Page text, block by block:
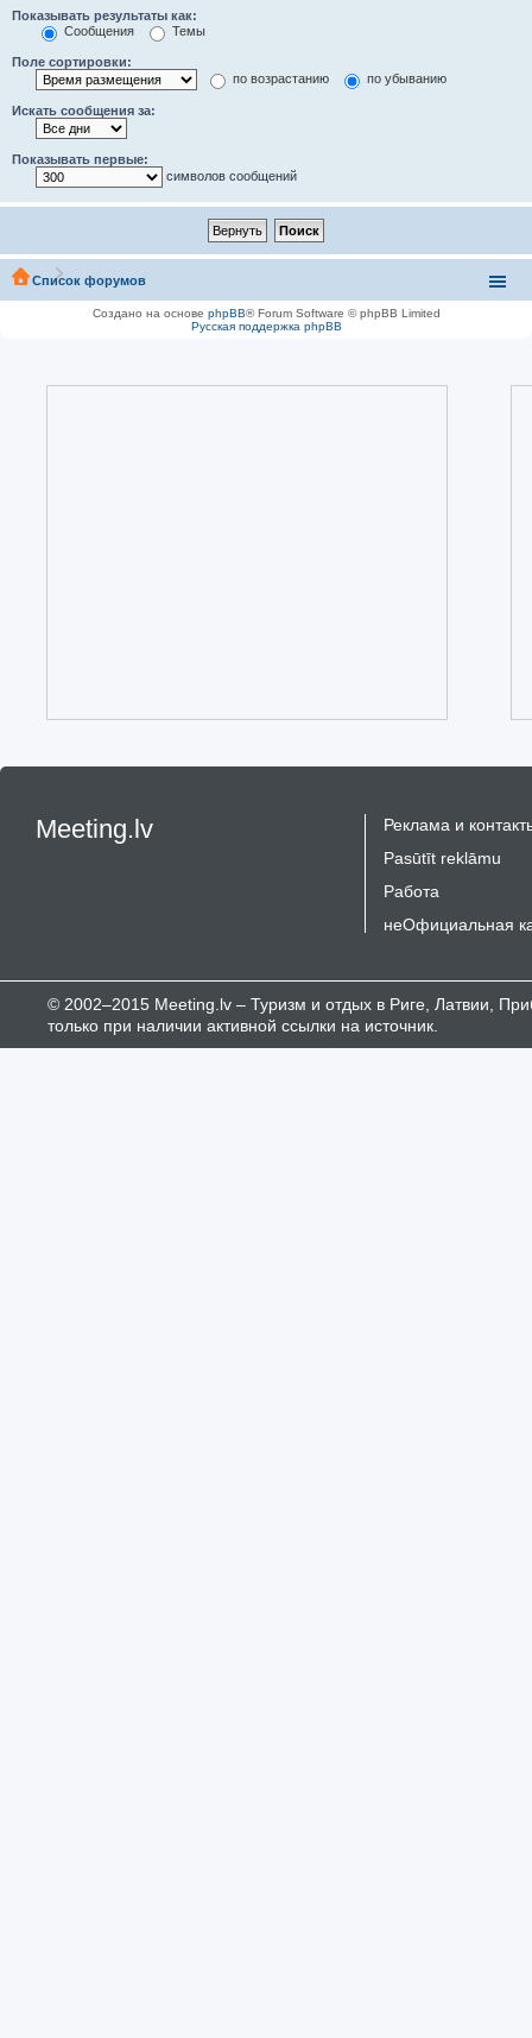
Показывать результаты как:
Сообщения
Темы
Поле сортировки:
по возрастанию
по убыванию
Искать сообщения за:
Показывать первые:
символов сообщений
Список форумов
Создано на основе phpBB® Forum Software © phpBB Limited
Русская поддержка phpBB
Meeting.lv
Реклама и
Pasūtīt reklāmu
Работа
неОфициальная
© 2002–2015 Meeting.lv – Туризм и отдых в Риге, Латвии,
только при наличии активной ссылки на источник.